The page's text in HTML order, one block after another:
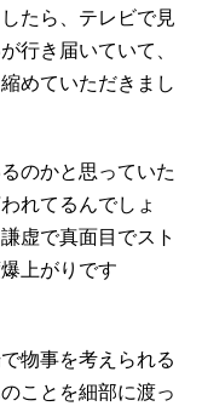
たら、テレビで見
行き届いていて、
めていただきまし
のかと思っていた
れてるんでしょ
虚で真面目でスト
上がりです
物事を考えられる
ことを細部に渡っ